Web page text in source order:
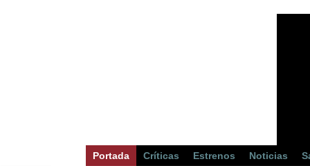
Portada Críticas Estrenos Noticias